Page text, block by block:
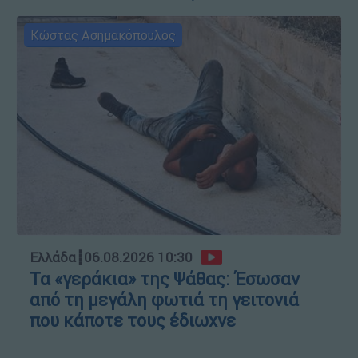
Κώστας Ασημακόπουλος
Ελλάδα┋06.08.2026 10:30
Τα «γεράκια» της Ψάθας: Έσωσαν
από τη μεγάλη φωτιά τη γειτονιά
που κάποτε τους έδιωχνε